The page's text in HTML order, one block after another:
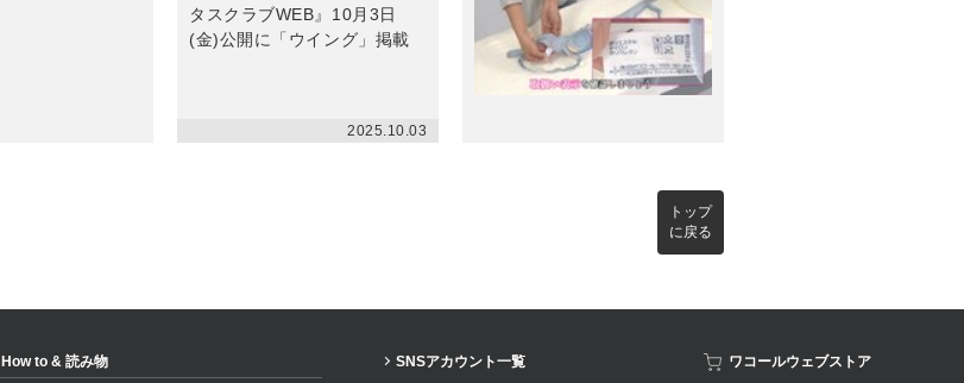
タスクラブWEB』10月3日
(金)公開に「ウイング」掲載
2025.10.03
トップ
に戻る
How to & 読み物
SNSアカウント一覧
ワコールウェブストア